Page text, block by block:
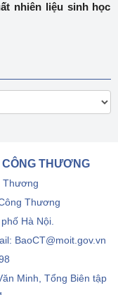
nhiên liệu sinh học
THƯƠNG
Thương
Thương
Hà Nội.
BaoCT@moit.gov.vn
Minh, Tổng Biên tập